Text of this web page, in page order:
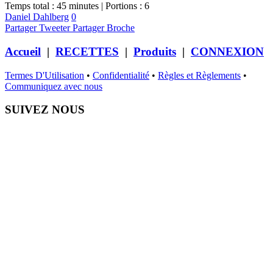
Temps total : 45 minutes | Portions : 6
Daniel Dahlberg 0
Partager Tweeter Partager Broche
Accueil | RECETTES | Produits | CONNEXION
Termes D'Utilisation • Confidentialité • Règles et Règlements •
Communiquez avec nous
SUIVEZ NOUS